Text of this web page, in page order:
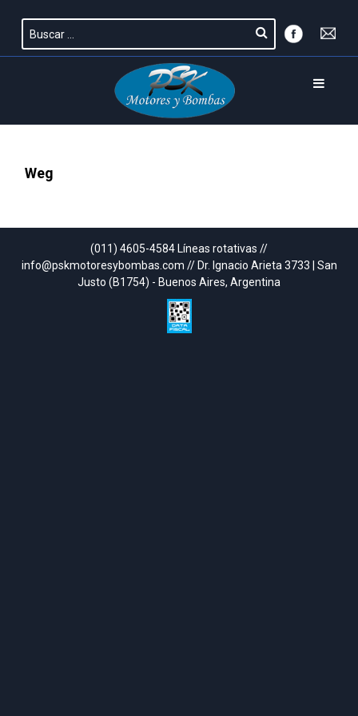
Weg
(011) 4605-4584 Líneas rotativas //
info@pskmotoresybombas.com // Dr. Ignacio Arieta 3733 | San
Justo (B1754) - Buenos Aires, Argentina